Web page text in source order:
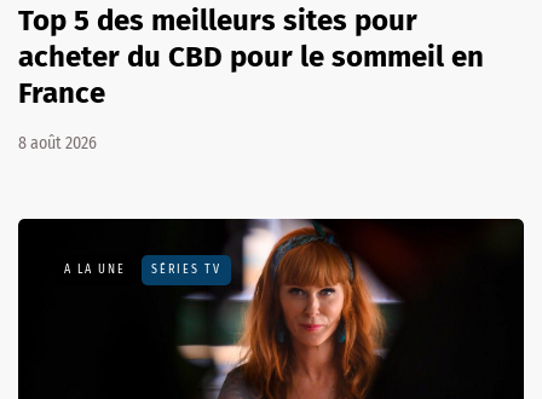
Top 5 des meilleurs sites pour
acheter du CBD pour le sommeil en
France
8 août 2026
A LA UNE SÉRIES TV